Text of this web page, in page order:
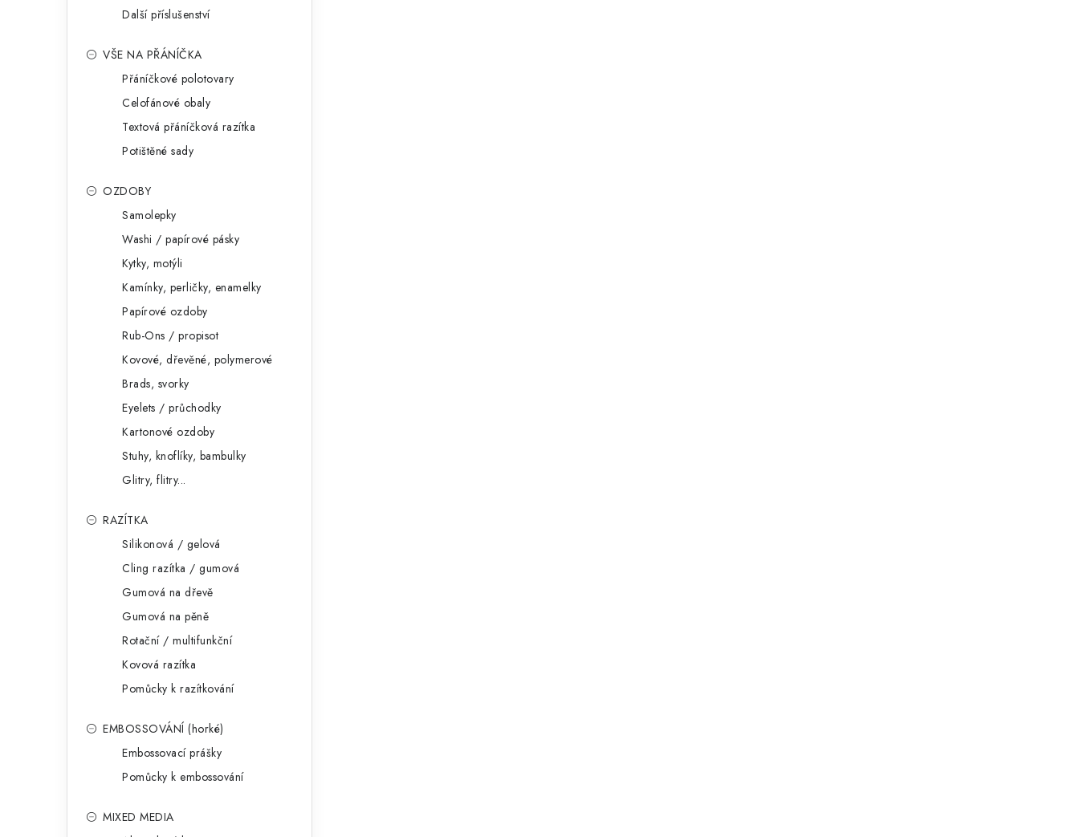
Další příslušenství
VŠE NA PŘÁNÍČKA
Přáníčkové polotovary
Celofánové obaly
Textová přáníčková razítka
Potištěné sady
OZDOBY
Samolepky
Washi / papírové pásky
Kytky, motýli
Kamínky, perličky, enamelky
Papírové ozdoby
Rub-Ons / propisot
Kovové, dřevěné, polymerové
Brads, svorky
Eyelets / průchodky
Kartonové ozdoby
Stuhy, knoflíky, bambulky
Glitry, flitry...
RAZÍTKA
Silikonová / gelová
Cling razítka / gumová
Gumová na dřevě
Gumová na pěně
Rotační / multifunkční
Kovová razítka
Pomůcky k razítkování
EMBOSSOVÁNÍ (horké)
Embossovací prášky
Pomůcky k embossování
MIXED MEDIA